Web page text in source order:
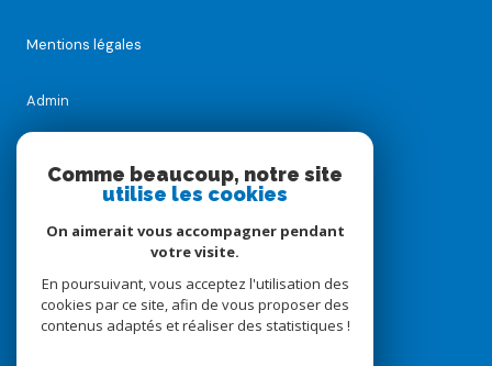
Mentions légales
Admin
Comme beaucoup, notre site
utilise les cookies
On aimerait vous accompagner pendant
votre visite.
En poursuivant, vous acceptez l'utilisation des
cookies par ce site, afin de vous proposer des
contenus adaptés et réaliser des statistiques !